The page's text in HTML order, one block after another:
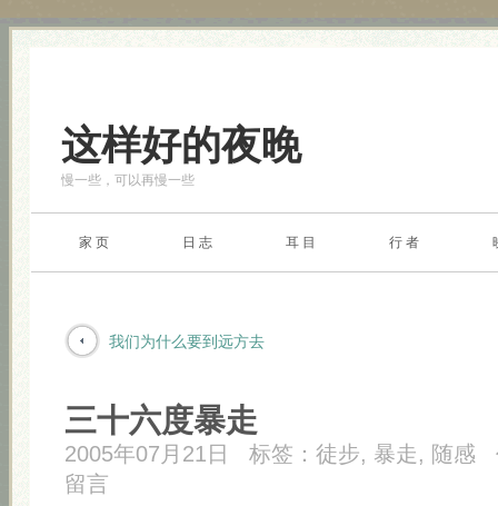
这样好的夜晚
慢一些，可以再慢一些
家 页 日 志 耳 目 行 者
我们为什么要到远方去
三十六度暴走
2005年07月21日 标签： 徒步, 暴走, 随感
留言